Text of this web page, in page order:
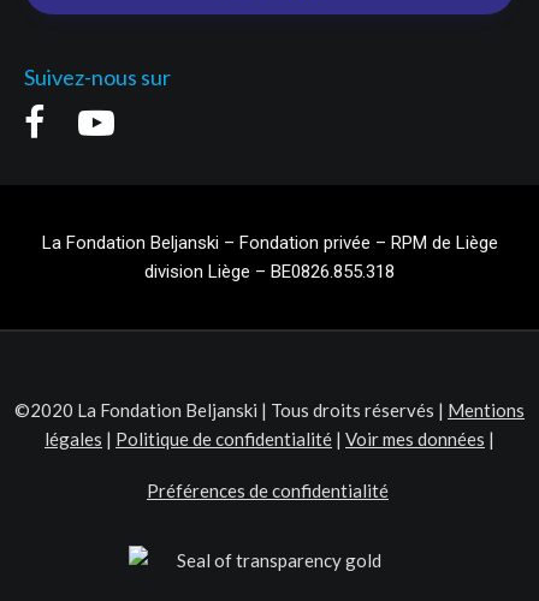
Suivez-nous sur
La Fondation Beljanski – Fondation privée – RPM de Liège
division Liège – BE0826.855.318
©2020 La Fondation Beljanski | Tous droits réservés | Mentions
légales | Politique de confidentialité | Voir mes données |
Préférences de confidentialité